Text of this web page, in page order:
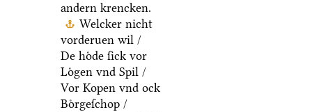
andern krencken.
Welcker nicht
vorderuen wil /
De hoͤde ſick vor
Loͤgen vnd Spil /
Vor Kopen vnd ock
Boͤrgeſchop /